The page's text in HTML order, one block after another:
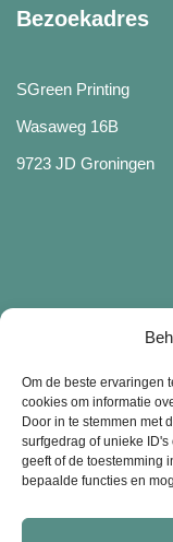
Om de beste ervaringen
cookies om informatie
Door in te stemmen met
surfgedrag of unieke
geeft of de toestemming
bepaalde functies en
Bezoekadres
SGreen Printing
Wasaweg 16B
9723 JD Groningen
Diensten
Merchandise